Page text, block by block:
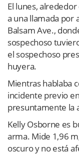
El lunes,
a una llamada por
Balsam Ave.,
sospechoso
el sospechoso
huyera.
Mientras hablaba
incidente previo
presuntamente la
Kelly Osborne es
arma. Mide 1,96
oscuro y no está